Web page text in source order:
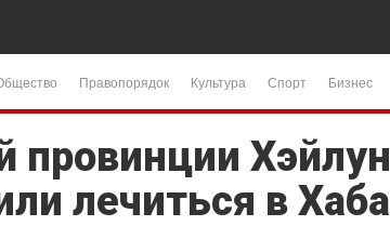
Правопорядок Культура Спорт Бизнес
провинции
лечиться в